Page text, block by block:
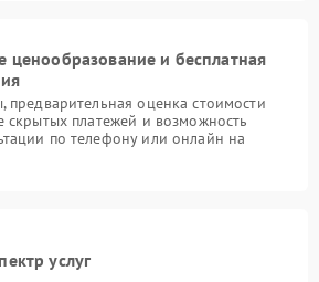
ценообразование и бесплатная
предварительная оценка стоимости
скрытых платежей и возможность
по телефону или онлайн на
услуг